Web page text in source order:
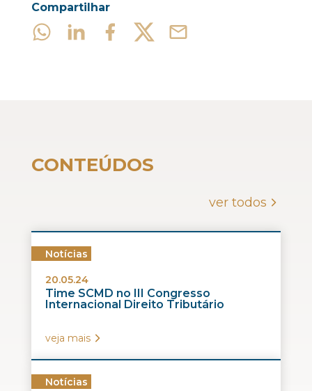
Compartilhar
CONTEÚDOS
ver todos
Notícias
20.05.24
Time SCMD no III Congresso
Internacional Direito Tributário
veja mais
Notícias